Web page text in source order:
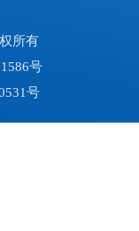
所有
号
号